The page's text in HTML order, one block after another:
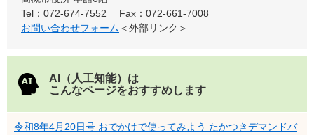
Tel：072-674-7552
Fax：072-661-7008
お問い合わせフォーム ＜外部リンク＞
AI（人工知能）は
こんなページをおすすめします
令和8年4月20日号 おでかけで使ってみよう たかつきデマンドバ